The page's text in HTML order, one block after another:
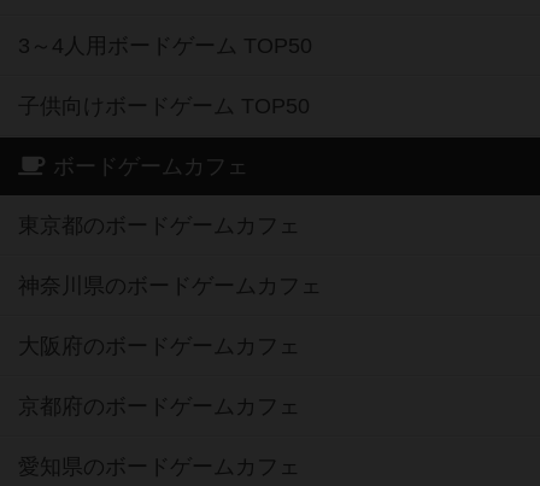
3～4人用ボードゲーム TOP50
子供向けボードゲーム TOP50
ボードゲームカフェ
東京都のボードゲームカフェ
神奈川県のボードゲームカフェ
大阪府のボードゲームカフェ
京都府のボードゲームカフェ
愛知県のボードゲームカフェ